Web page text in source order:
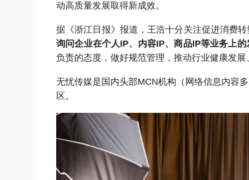
动高质量发展取得新成效。
据《浙江日报》报道，王浩十分关注促进消费
询问企业在个人IP、内容IP、商品IP等业务上的
负责的态度，做好规范管理，推动行业健康发展
无忧传媒是国内头部MCN机构（网络信息内容
区。